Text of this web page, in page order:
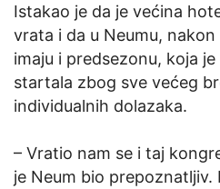
Istakao je da je većina
vrata i da u Neumu,
imaju i predsezonu, koja
startala zbog sve većeg
individualnih dolazaka.
– Vratio nam se i taj
je Neum bio